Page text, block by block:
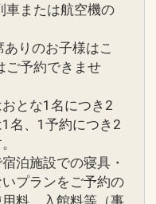
車または航空機の
ありのお子様はこ
ご予約できませ
おとな1名につき2
名、1予約につき2
泊施設での寝具・
プランをご予約の
料、入館料等（事